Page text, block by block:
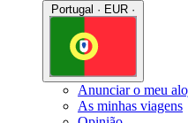
Anunciar o meu
As minhas viagens